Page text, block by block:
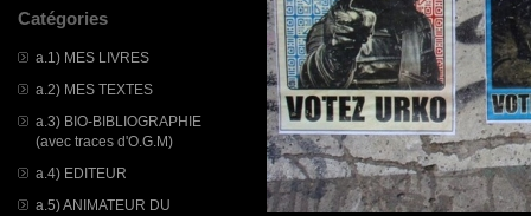
Catégories
a.1) MES LIVRES
a.2) MES TEXTES
a.3) BIO-BIBLIOGRAPHIE
(avec traces d'O.G.M)
a.4) EDITEUR
a.5) ANIMATEUR DU